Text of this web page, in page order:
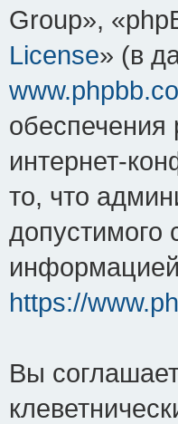
Group»,
License» (в
обеспечения
интернет-
то, что
допустимого
https://
Вы